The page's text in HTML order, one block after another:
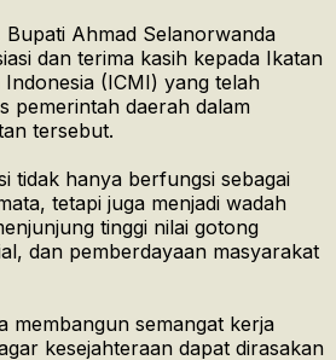
Ahmad Selanorwanda
dan terima kasih kepada Ikatan
(ICMI) yang telah
pemerintah daerah dalam
tersebut.
tidak hanya berfungsi sebagai
tetapi juga menjadi wadah
tinggi nilai gotong
dan pemberdayaan masyarakat
membangun semangat kerja
kesejahteraan dapat dirasakan